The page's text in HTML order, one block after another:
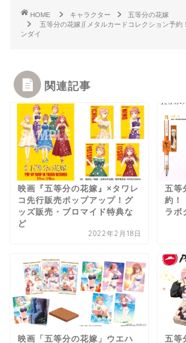
HOME キャラクター
五等分の花嫁
五等分の花嫁∬メタルカードコレクション予約
ンダイ
関連記事
映画『五等分の花嫁』×タワレ
コ先行販売ポップアップ！グ
ッズ販売・ブロマイド特典な
ど
2022年2月18日
五等
約！
ラボ
映画「五等分の花嫁」ウエハ 五等